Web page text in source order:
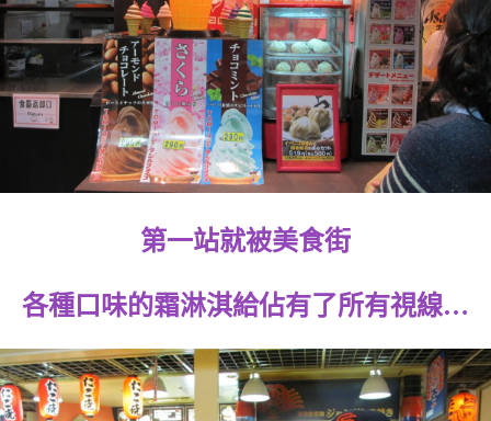
第一站就被美食街
各種口味的霜淋淇給佔有了所有視線…